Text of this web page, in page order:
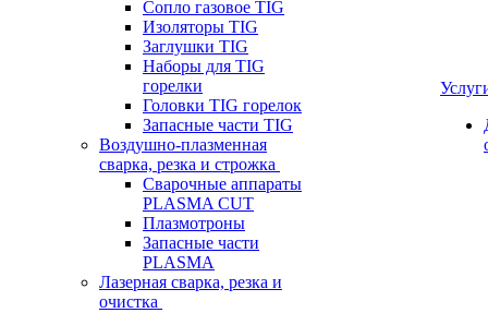
Сопло газовое TIG
Изоляторы TIG
Заглушки TIG
Наборы для TIG
горелки
Головки TIG горелок
Запасные части TIG
Воздушно-плазменная
сварка, резка и строжка
Сварочные аппараты
PLASMA CUT
Плазмотроны
Запасные части
PLASMA
Лазерная сварка, резка и
очистка